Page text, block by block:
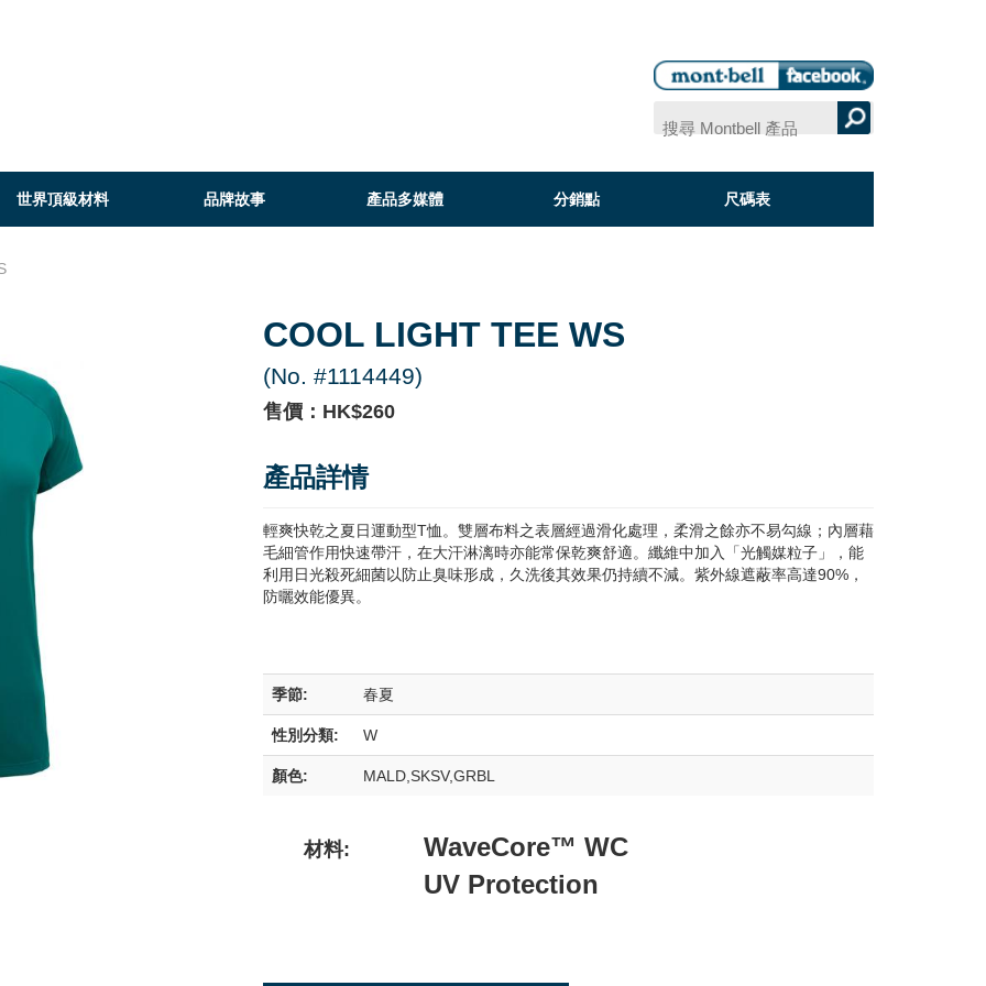
世界頂級材料 品牌故事 產品多媒體 分銷點 尺碼表
COOL LIGHT TEE WS
(No. #1114449)
售價：HK$260
產品詳情
輕爽快乾之夏日運動型T恤。雙層布料之表層經過滑化處理，柔滑之餘亦不易勾線；內層藉
毛細管作用快速帶汗，在大汗淋漓時亦能常保乾爽舒適。纖維中加入「光觸媒粒子」，能
利用日光殺死細菌以防止臭味形成，久洗後其效果仍持續不減。紫外線遮蔽率高達90%，
防曬效能優異。
季節: 春夏
性別分類: W
顏色: MALD,SKSV,GRBL
材料:
WaveCore™ WC
UV Protection